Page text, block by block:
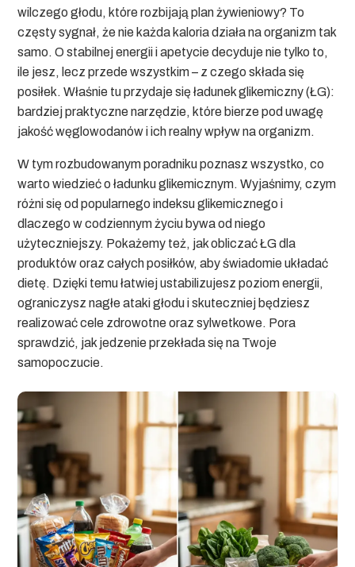
wilczego głodu, które rozbijają plan żywieniowy? To
częsty sygnał, że nie każda kaloria działa na organizm tak
samo. O stabilnej energii i apetycie decyduje nie tylko to,
ile jesz, lecz przede wszystkim – z czego składa się
posiłek. Właśnie tu przydaje się ładunek glikemiczny (ŁG):
bardziej praktyczne narzędzie, które bierze pod uwagę
jakość węglowodanów i ich realny wpływ na organizm.
W tym rozbudowanym poradniku poznasz wszystko, co
warto wiedzieć o ładunku glikemicznym. Wyjaśnimy, czym
różni się od popularnego indeksu glikemicznego i
dlaczego w codziennym życiu bywa od niego
użyteczniejszy. Pokażemy też, jak obliczać ŁG dla
produktów oraz całych posiłków, aby świadomie układać
dietę. Dzięki temu łatwiej ustabilizujesz poziom energii,
ograniczysz nagłe ataki głodu i skuteczniej będziesz
realizować cele zdrowotne oraz sylwetkowe. Pora
sprawdzić, jak jedzenie przekłada się na Twoje
samopoczucie.